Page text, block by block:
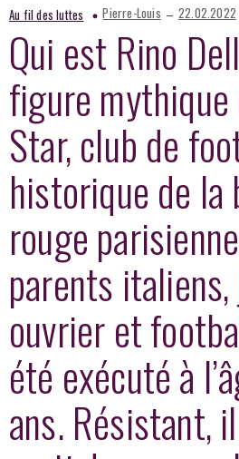
Au fil des luttes Pierre-Louis – 22.02.2022
Qui est Rino
figure mythique
Star, club de
historique de la
rouge
parents
ouvrier et
été exécuté à
ans. Résistant,